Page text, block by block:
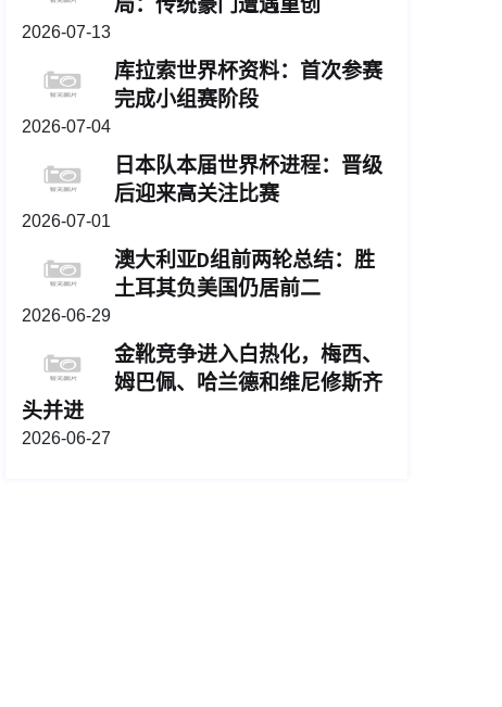
2026-07-13
库拉索世界杯资料：首次参赛
完成小组赛阶段
2026-07-04
日本队本届世界杯进程：晋级
后迎来高关注比赛
2026-07-01
澳大利亚D组前两轮总结：胜
土耳其负美国仍居前二
2026-06-29
金靴竞争进入白热化，梅西、
姆巴佩、哈兰德和维尼修斯齐
头并进
2026-06-27